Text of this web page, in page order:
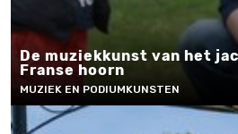
De muziekkunst van het
Franse hoorn
MUZIEK EN PODIUMKUNSTEN